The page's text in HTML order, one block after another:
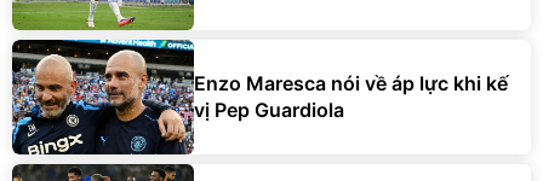
Enzo Maresca nói về áp lực khi kế
vị Pep Guardiola